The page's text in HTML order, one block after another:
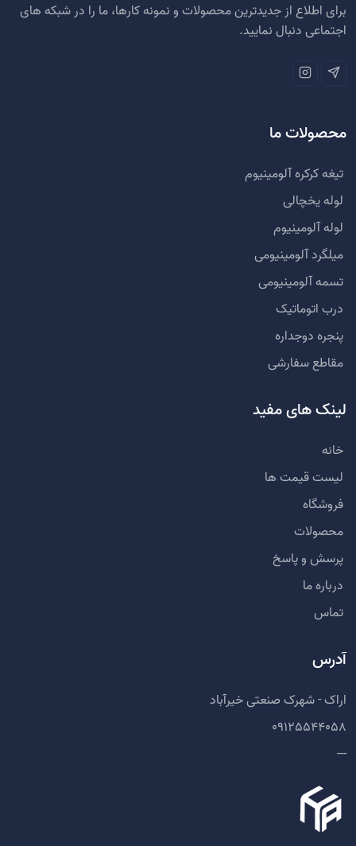
برای اطلاع از جدیدترین محصولات و نمونه کارها، ما را در شبکه های
اجتماعی دنبال نمایید.
محصولات ما
تیغه کرکره آلومینیوم
لوله یخچالی
لوله آلومینیوم
میلگرد آلومینیومی
تسمه آلومینیومی
درب اتوماتیک
پنجره دوجداره
مقاطع سفارشی
لینک های مفید
خانه
لیست قیمت ها
فروشگاه
محصولات
پرسش و پاسخ
درباره ما
تماس
آدرس
اراک - شهرک صنعتی خیرآباد
09125544058
---